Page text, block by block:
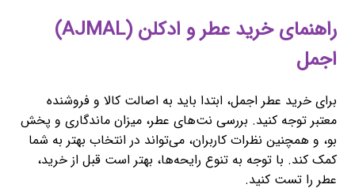
راهنمای خرید عطر و ادکلن (AJMAL)
اجمل
برای خرید عطر اجمل، ابتدا باید به اصالت کالا و فروشنده
معتبر توجه کنید. بررسی نت‌های عطر، میزان ماندگاری و پخش
بو، و همچنین نظرات کاربران، می‌تواند در انتخاب بهتر به شما
کمک کند. با توجه به تنوع رایحه‌ها، بهتر است قبل از خرید،
عطر را تست کنید.